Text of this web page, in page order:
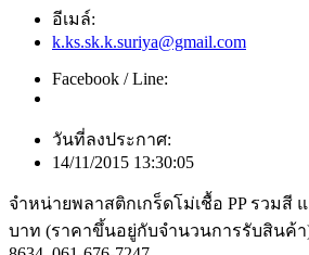
อีเมล์:
k.ks.sk.k.suriya@gmail.com
Facebook / Line:
วันที่ลงประกาศ:
14/11/2015 13:30:05
จำหน่ายพลาสติกเกร็ดโม่เชื้อ PP รวมสี
บาท (ราคาขึ้นอยู่กับจำนวนการรับสินค้า